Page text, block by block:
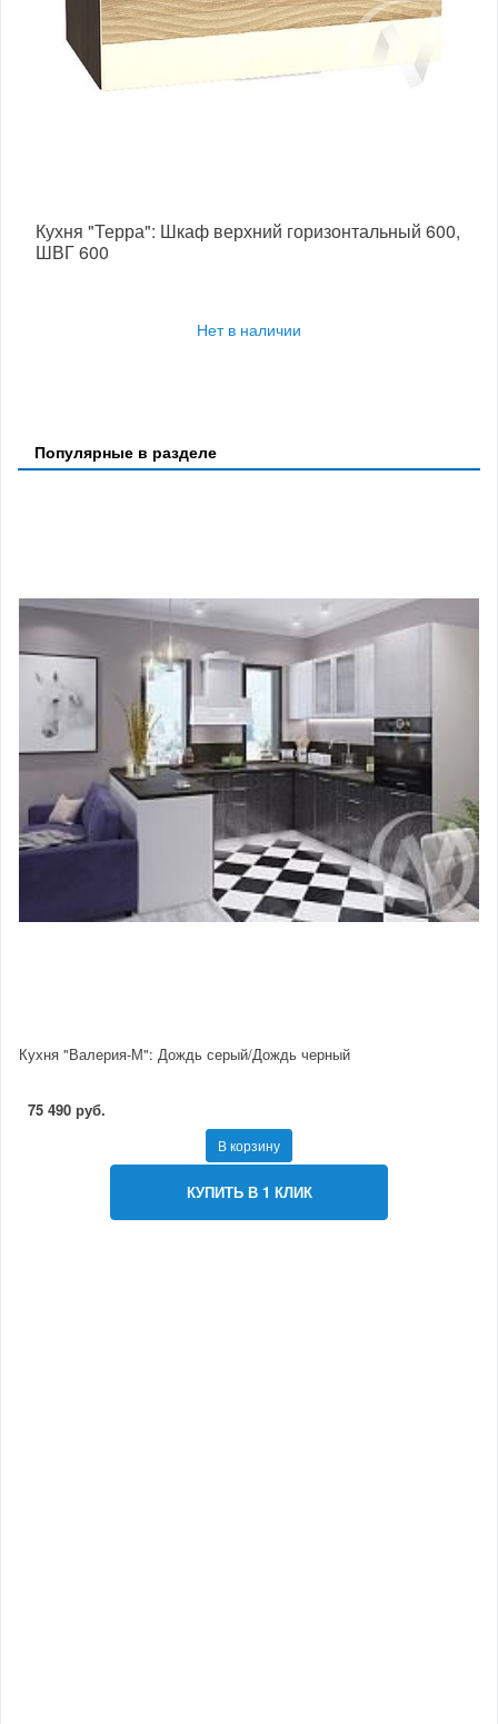
Кухня "Терра": Шкаф верхний горизонтальный 600,
ШВГ 600
Нет в наличии
Популярные в разделе
Кухня "Валерия-М": Дождь серый/Дождь черный
75 490 руб.
В корзину
КУПИТЬ В 1 КЛИК